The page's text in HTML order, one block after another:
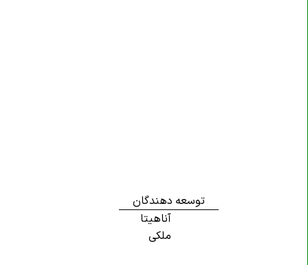
توسعه دهندگان
آناهیتا
ملکی